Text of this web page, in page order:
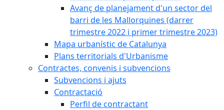
Avanç de planejament d'un sector del
barri de les Mallorquines (darrer
trimestre 2022 i primer trimestre 2023)
Mapa urbanístic de Catalunya
Plans territorials d'Urbanisme
Contractes, convenis i subvencions
Subvencions i ajuts
Contractació
Perfil de contractant